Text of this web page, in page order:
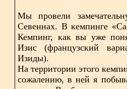
Мы провели
Севеннах. В кемпинге
Кемпинг, как вы уже
Изис (французский
Изиды).
На территории этого
сожалению, в ней я